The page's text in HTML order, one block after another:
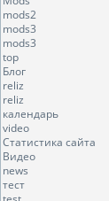
mods2
mods3
mods3
top
Блог
reliz
reliz
календарь
video
Статистика сайта
Видео
news
тест